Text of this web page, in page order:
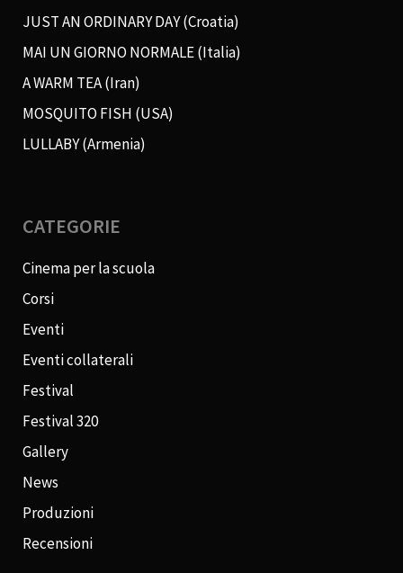
JUST AN ORDINARY DAY (Croatia)
MAI UN GIORNO NORMALE (Italia)
A WARM TEA (Iran)
MOSQUITO FISH (USA)
LULLABY (Armenia)
CATEGORIE
Cinema per la scuola
Corsi
Eventi
Eventi collaterali
Festival
Festival 320
Gallery
News
Produzioni
Recensioni